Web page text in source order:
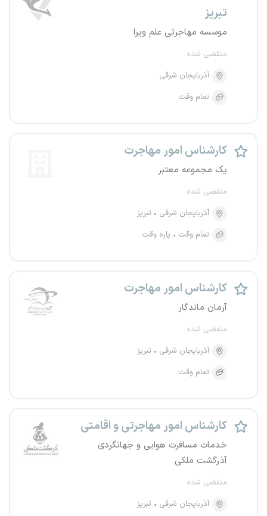
تبریز
موسسه مهاجرتی علم ویرا
منقضی شده
آذربایجان شرقی
تمام وقت
کارشناس امور مهاجرت
یک مجموعه معتبر
منقضی شده
آذربایجان شرقی
تبریز
تمام وقت
پاره وقت
کارشناس امور مهاجرت
آرمان ماندگار
منقضی شده
آذربایجان شرقی
تبریز
تمام وقت
کارشناس امور مهاجرتی و اقامتی
خدمات مسافرت هوایی و جهانگردی
آذرگشت ملکی
منقضی شده
آذربایجان شرقی
تبریز